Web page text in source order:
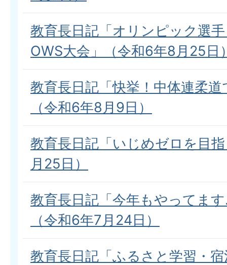
教育長日記「オリンピック選
OWS大会」（令和6年8月25日
教育長日記「快挙！中体連柔
（令和6年8月9日）
教育長日記「いじめゼロを目
月25日）
教育長日記「今年もやってま
（令和6年7月24日）
教育長日記「ふるさと学習・